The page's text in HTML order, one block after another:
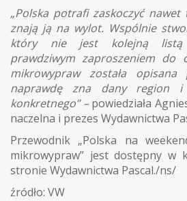
„Polska potrafi zaskoczyć nawet
znają ją na wylot. Wspólnie
który nie jest kolejną listą
prawdziwym zaproszeniem do
mikrowypraw została
naprawdę zna dany region
konkretnego” –powiedziała
naczelna i prezes Wydawnictwa
Przewodnik „Polska na
mikrowypraw” jest dostępny w
stronie Wydawnictwa Pascal./ns/
źródło: VW